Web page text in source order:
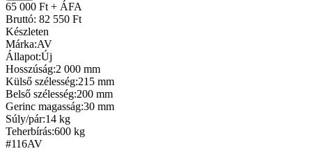
65 000 Ft + ÁFA
Bruttó: 82 550 Ft
Készleten
Márka:AV
Állapot:Új
Hosszúság:2 000 mm
Külső szélesség:215 mm
Belső szélesség:200 mm
Gerinc magasság:30 mm
Súly/pár:14 kg
Teherbírás:600 kg
#116AV